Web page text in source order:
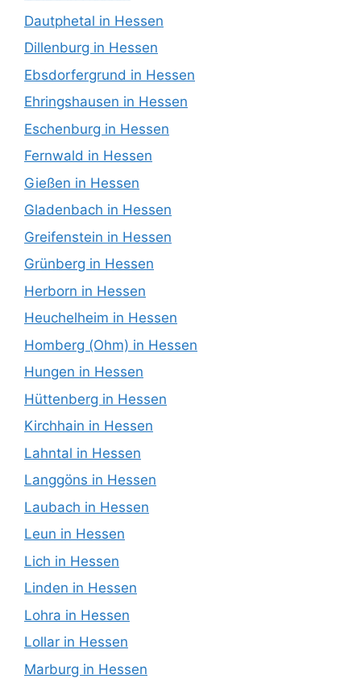
Dautphetal in Hessen
Dillenburg in Hessen
Ebsdorfergrund in Hessen
Ehringshausen in Hessen
Eschenburg in Hessen
Fernwald in Hessen
Gießen in Hessen
Gladenbach in Hessen
Greifenstein in Hessen
Grünberg in Hessen
Herborn in Hessen
Heuchelheim in Hessen
Homberg (Ohm) in Hessen
Hungen in Hessen
Hüttenberg in Hessen
Kirchhain in Hessen
Lahntal in Hessen
Langgöns in Hessen
Laubach in Hessen
Leun in Hessen
Lich in Hessen
Linden in Hessen
Lohra in Hessen
Lollar in Hessen
Marburg in Hessen